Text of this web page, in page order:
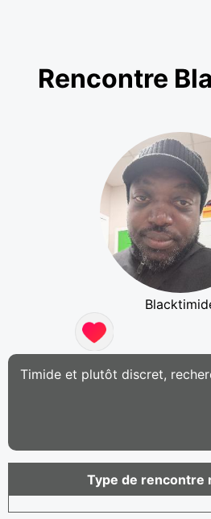
Rencontre
Timide et plutôt discret,
Type de rencontre